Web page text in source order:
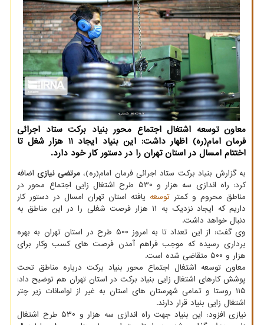
معاون توسعه اشتغال اجتماع محور بنیاد برکت ستاد اجرائی
فرمان امام(ره) اظهار داشت: این بنیاد ایجاد 11 هزار شغل تا
اختتام امسال در استان تهران را در دستور کار خود دارد.
به گزارش بنیاد برکت ستاد اجرائی فرمان امام(ره)،مرتضی نیازیاضافه
کرد: راه اندازی سه هزار و ۵۳۰ طرح اشتغال زایی اجتماع محور در
مناطق محروم و کمتر توسعه یافته استان تهران امسال در دستور کار
داریم که ایجاد نزدیک به ۱۱ هزار فرصت شغلی را در این مناطق به
دنبال خواهد داشت.
وی گفت: از این تعداد تا به امروز ۵۰۰ طرح در استان تهران به بهره
برداری رسیده که موجب فراهم آمدن فرصت های کسب وکار برای
هزار و ۵۰۰ متقاضی شده است.
معاون توسعه اشتغال اجتماع محور بنیاد برکت درباره مناطق تحت
پوشش کارهای اشتغال زایی بنیاد برکت در استان تهران هم توضیح داد:
۱۱۵ روستا و تمامی شهرستان های استان به غیر از لواسانات زیر چتر
اشتغال زایی بنیاد قرار دارند.
نیازی افزود: این بنیاد جهت راه اندازی سه هزار و ۵۳۰ طرح اشتغال